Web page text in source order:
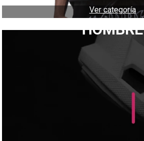
HOMBRE
Ver categoría